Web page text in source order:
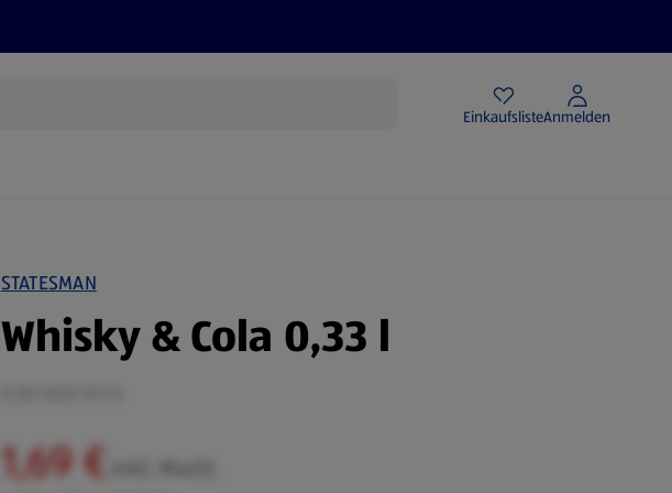
EinkaufslisteAnmelden
STATESMAN
Whisky & Cola 0,33 l
1,69 €